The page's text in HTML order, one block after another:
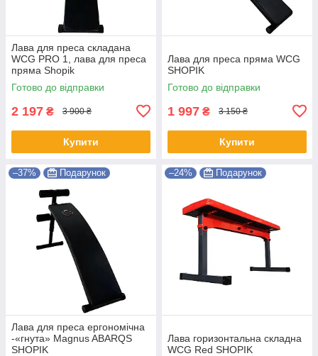
Лава для преса складана
WCG PRO 1, лава для преса
пряма Shopik
Готово до відправки
2 197 ₴ 3 900 ₴
Купити
Лава для преса пряма WCG
SHOPIK
Готово до відправки
1 997 ₴ 3 150 ₴
Купити
–37% Подарунок
Лава для преса ергономічна
-«гнута» Magnus ABARQS
SHOPIK
–24% Подарунок
Лава горизонтальна складна
WCG Red SHOPIK